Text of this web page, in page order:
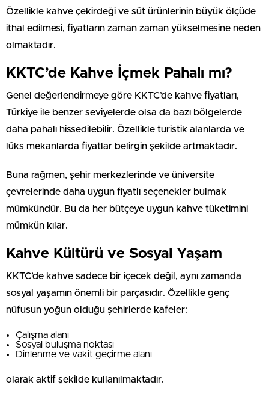
Özellikle kahve çekirdeği ve süt ürünlerinin büyük ölçüde
ithal edilmesi, fiyatların zaman zaman yükselmesine neden
olmaktadır.
KKTC’de Kahve İçmek Pahalı mı?
Genel değerlendirmeye göre KKTC’de kahve fiyatları,
Türkiye ile benzer seviyelerde olsa da bazı bölgelerde
daha pahalı hissedilebilir. Özellikle turistik alanlarda ve
lüks mekanlarda fiyatlar belirgin şekilde artmaktadır.
Buna rağmen, şehir merkezlerinde ve üniversite
çevrelerinde daha uygun fiyatlı seçenekler bulmak
mümkündür. Bu da her bütçeye uygun kahve tüketimini
mümkün kılar.
Kahve Kültürü ve Sosyal Yaşam
KKTC’de kahve sadece bir içecek değil, aynı zamanda
sosyal yaşamın önemli bir parçasıdır. Özellikle genç
nüfusun yoğun olduğu şehirlerde kafeler:
Çalışma alanı
Sosyal buluşma noktası
Dinlenme ve vakit geçirme alanı
olarak aktif şekilde kullanılmaktadır.